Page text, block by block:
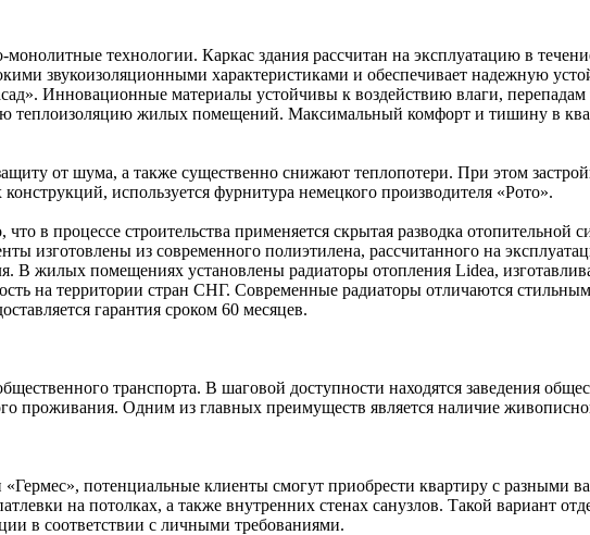
технологии. Каркас здания рассчитан на эксплуатацию в
звукоизоляционными характеристиками и обеспечивает надежную
Инновационные материалы устойчивы к воздействию влаги,
теплоизоляцию жилых помещений. Максимальный комфорт и тишину в
от шума, а также существенно снижают теплопотери. При этом
используется фурнитура немецкого производителя «Рото».
в процессе строительства применяется скрытая разводка отопительной
изготовлены из современного полиэтилена, рассчитанного на
В жилых помещениях установлены радиаторы отопления Lidea,
на территории стран СНГ. Современные радиаторы отличаются
гарантия сроком 60 месяцев.
транспорта. В шаговой доступности находятся заведения
проживания. Одним из главных преимуществ является наличие
потенциальные клиенты смогут приобрести квартиру с разными
на потолках, а также внутренних стенах санузлов. Такой вариант
в соответствии с личными требованиями.